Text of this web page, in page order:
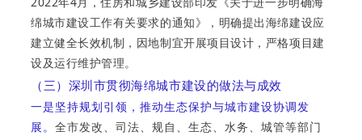
绵城市建设工作有关要求的通知》，明确提出海绵建设应
建立健全长效机制 ，因地制宜开展项目设计 ，严格项 目建
设及运行维护管理。
（三）深圳市贯彻海绵城市建设的做法与成效
一是坚持规划引领，推动生态保护与城市建设协调发
展。 全市发改、司法、规自、生态、水务、城管等部门